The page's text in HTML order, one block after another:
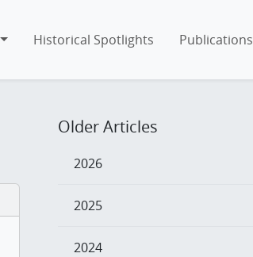
Historical Spotlights Publications
Older Articles
2026
2025
2024